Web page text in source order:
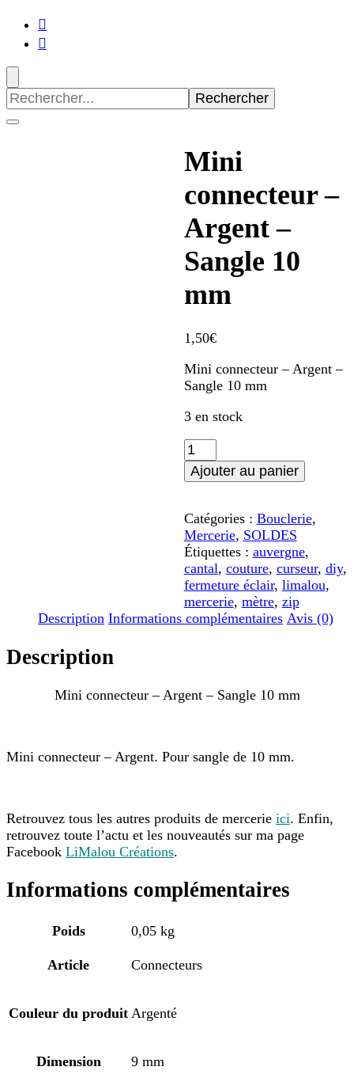
Recherche
pour
:
Mini
connecteur –
Argent –
Sangle 10
mm
1,50€
Mini connecteur – Argent –
Sangle 10 mm
3 en stock
quantité
de
Mini
-
Argent
-
Sangle
10
mm
Ajouter au panier
Catégories : Bouclerie,
Mercerie, SOLDES
Étiquettes : auvergne,
cantal, couture, curseur, diy,
fermeture éclair, limalou,
mercerie, mètre, zip
Description Informations complémentaires Avis (0)
Description
Mini connecteur – Argent – Sangle 10 mm
Mini connecteur – Argent. Pour sangle de 10 mm.
Retrouvez tous les autres produits de mercerie ici. Enfin,
retrouvez toute l’actu et les nouveautés sur ma page
Facebook LiMalou Créations.
Informations complémentaires
Poids 0,05 kg
Article Connecteurs
Couleur du produit Argenté
Dimension 9 mm